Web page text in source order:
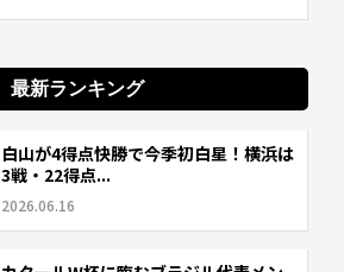
最新ランキング
白山が4得点快勝で今季初白星！横浜は
3戦・22得点...
2026.06.16